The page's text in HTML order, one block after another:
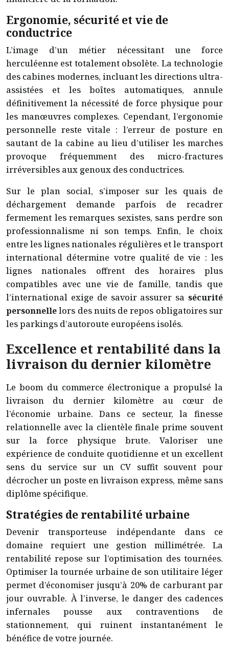
Ergonomie, sécurité et vie de
conductrice
L’image d’un métier nécessitant une force
herculéenne est totalement obsolète. La technologie
des cabines modernes, incluant les directions ultra-
assistées et les boîtes automatiques, annule
définitivement la nécessité de force physique pour
les manœuvres complexes. Cependant, l’ergonomie
personnelle reste vitale : l’erreur de posture en
sautant de la cabine au lieu d’utiliser les marches
provoque fréquemment des micro-fractures
irréversibles aux genoux des conductrices.
Sur le plan social, s’imposer sur les quais de
déchargement demande parfois de recadrer
fermement les remarques sexistes, sans perdre son
professionnalisme ni son temps. Enfin, le choix
entre les lignes nationales régulières et le transport
international détermine votre qualité de vie : les
lignes nationales offrent des horaires plus
compatibles avec une vie de famille, tandis que
l’international exige de savoir assurer sa sécurité
personnellelors des nuits de repos obligatoires sur
les parkings d’autoroute européens isolés.
Excellence et rentabilité dans la
livraison du dernier kilomètre
Le boom du commerce électronique a propulsé la
livraison du dernier kilomètre au cœur de
l’économie urbaine. Dans ce secteur, la finesse
relationnelle avec la clientèle finale prime souvent
sur la force physique brute. Valoriser une
expérience de conduite quotidienne et un excellent
sens du service sur un CV suffit souvent pour
décrocher un poste en livraison express, même sans
diplôme spécifique.
Stratégies de rentabilité urbaine
Devenir transporteuse indépendante dans ce
domaine requiert une gestion millimétrée. La
rentabilité repose sur l’optimisation des tournées.
Optimiser la tournée urbaine de son utilitaire léger
permet d’économiser jusqu’à 20% de carburant par
jour ouvrable. À l’inverse, le danger des cadences
infernales pousse aux contraventions de
stationnement, qui ruinent instantanément le
bénéfice de votre journée.